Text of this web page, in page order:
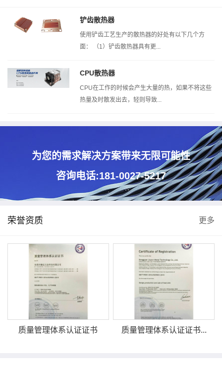
铲齿散热器
使用铲齿工艺生产的散热器的好处有以下几个方
面： （1）铲齿散热器具有更...
CPU散热器
CPU在工作的时候会产生大量的热，如果不将这些
热量及时散发出去，轻则导致...
为您的需求解决方案带来无限可能性
咨询电话:181-0027-5217
荣誉资质 更多
质量管理体系认证证书 质量管理体系认证证书...